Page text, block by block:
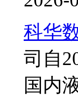
科华
司自
国内